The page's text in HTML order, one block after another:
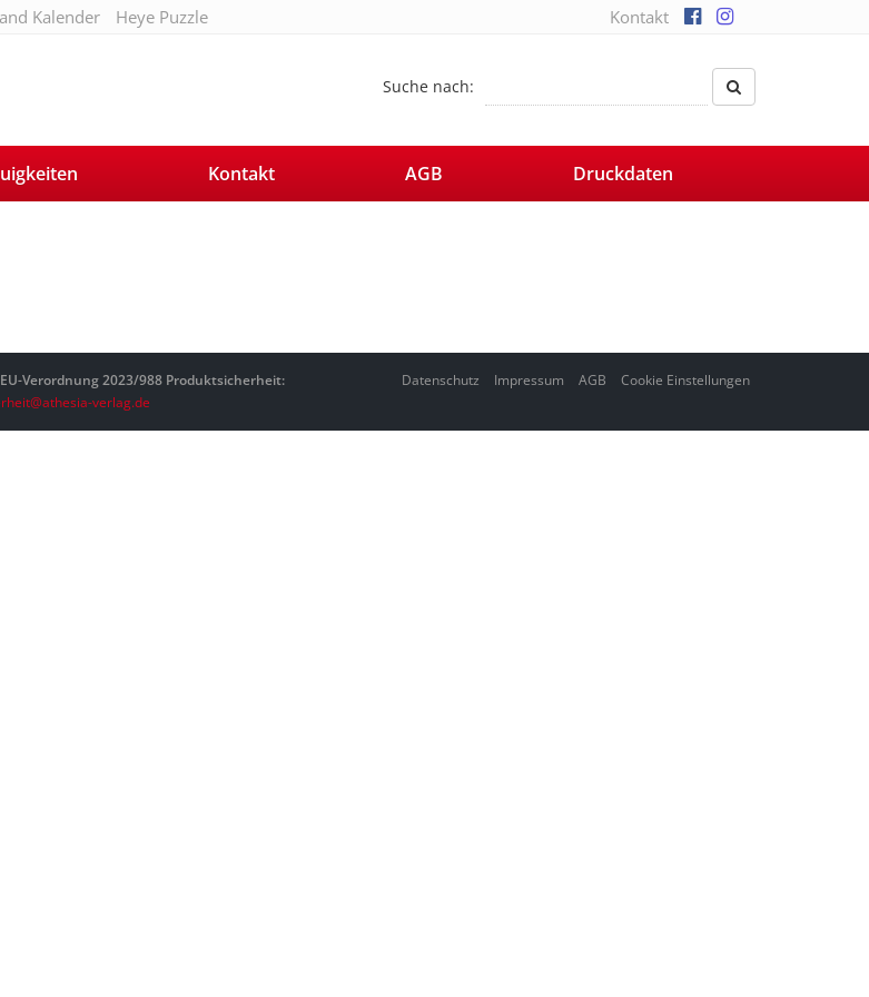
Kalender Heye Puzzle Kontakt
Suche nach:
Kontakt AGB Druckdaten
Verordnung 2023/988 Produktsicherheit:
verlag.de
Datenschutz Impressum AGB Cookie Einstellungen